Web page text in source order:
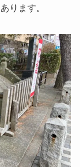
ります。